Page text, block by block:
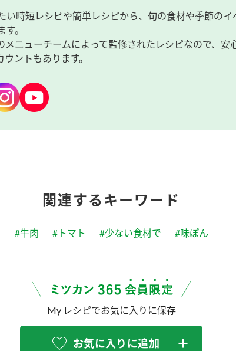
い時短レシピや簡単レシピから、旬の食材や季節の
。
メニューチームによって監修されたレシピなので、安
ントもあります。
関連するキーワード
#牛肉 #トマト #少ない食材で #味ぽん
My レシピでお気に入りに保存
お気に入りに追加